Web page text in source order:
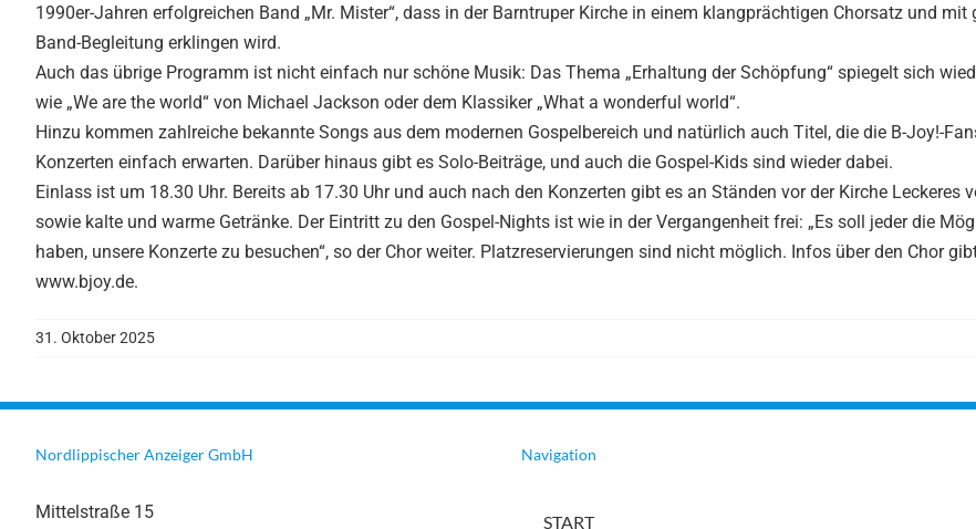
1990er-Jahren erfolgreichen Band „Mr. Mister“, dass in der Barntruper Kirche in einem klangprächtigen Chorsatz und mit
Band-Begleitung erklingen wird.
Auch das übrige Programm ist nicht einfach nur schöne Musik: Das Thema „Erhaltung der Schöpfung“ spiegelt sich
wie „We are the world“ von Michael Jackson oder dem Klassiker „What a wonderful world“.
Hinzu kommen zahlreiche bekannte Songs aus dem modernen Gospelbereich und natürlich auch Titel, die die B-Joy!-
Konzerten einfach erwarten. Darüber hinaus gibt es Solo-Beiträge, und auch die Gospel-Kids sind wieder dabei.
Einlass ist um 18.30 Uhr. Bereits ab 17.30 Uhr und auch nach den Konzerten gibt es an Ständen vor der Kirche Leckeres
sowie kalte und warme Getränke. Der Eintritt zu den Gospel-Nights ist wie in der Vergangenheit frei: „Es soll jeder die
haben, unsere Konzerte zu besuchen“, so der Chor weiter. Platzreservierungen sind nicht möglich. Infos über den Chor
www.bjoy.de.
31. Oktober 2025
Nordlippischer Anzeiger GmbH
Mittelstraße 15
Navigation
START